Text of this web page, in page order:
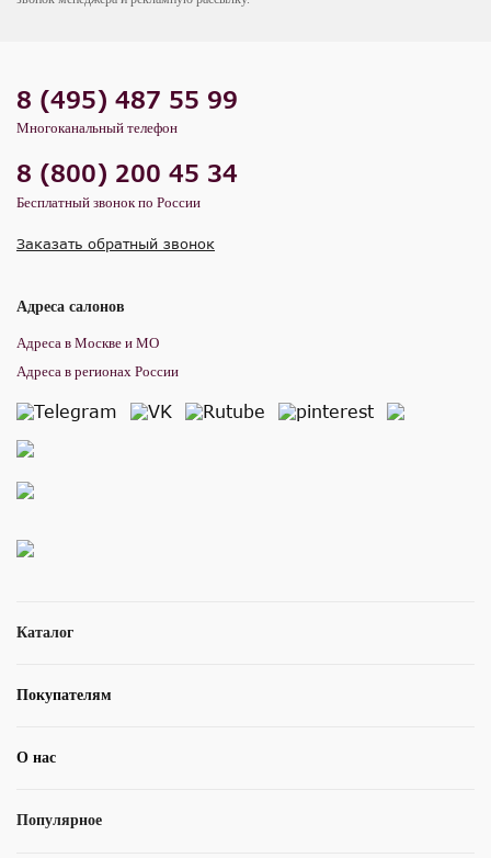
Каталог
Покупателям
О нас
Популярное
8 (495) 487 55 99
Многоканальный телефон
8 (800) 200 45 34
Бесплатный звонок по России
Заказать обратный звонок
Адреса салонов
Адреса в Москве и МО
Адреса в регионах России